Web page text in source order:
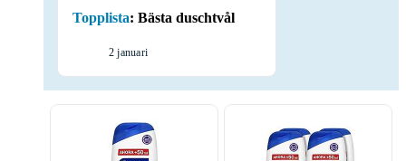
Topplista: Bästa duschtvål
2 januari